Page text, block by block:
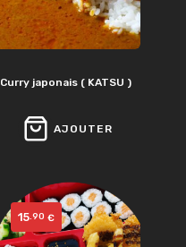
Curry japonais ( KATSU )
AJOUTER
15 .90 €